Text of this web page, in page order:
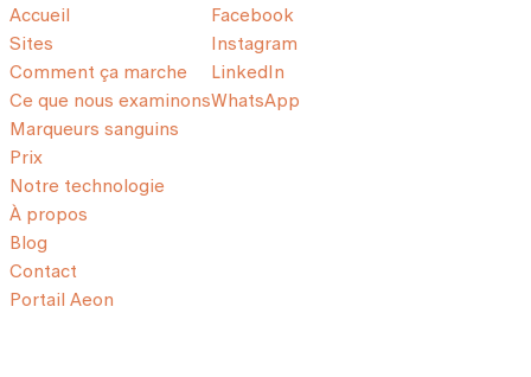
Accueil
Sites
Comment ça marche
Ce que nous examinons
Marqueurs sanguins
Prix
Notre technologie
À propos
Blog
Contact
Portail Aeon
Facebook
Instagram
LinkedIn
WhatsApp